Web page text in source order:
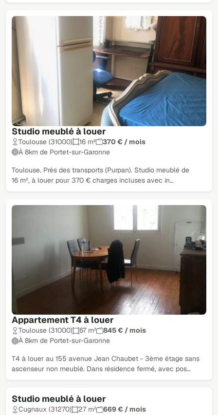
Studio meublé à louer
Toulouse (31000) 16 m²
370 € / mois
À 8km de Portet-sur-Garonne
Toulouse. Près des transports (Purpan). Studio meublé de
16 m², à louer pour 370 € charges incluses avec in…
Appartement T4 à louer
Toulouse (31000) 67 m²
845 € / mois
À 8km de Portet-sur-Garonne
T4 à louer au 155 avenue Jean Chaubet - 3ème étage sans
ascenseur non meublé. Dans résidence fermé, avec pos…
Studio meublé à louer
Cugnaux (31270) 27 m² 669 € / mois